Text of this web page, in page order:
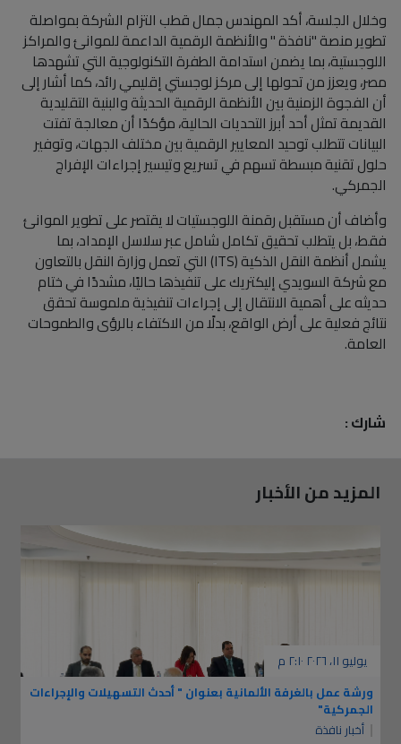
وخلال الجلسة، أكد المهندس جمال قطب التزام الشركة بمواصلة
تطوير منصة "نافذة " والأنظمة الرقمية الداعمة للموانئ والمراكز
اللوجستية، بما يضمن استدامة الطفرة التكنولوجية التي تشهدها
مصر، ويعزز من تحولها إلى مركز لوجستي إقليمي رائد، كما أشار إلى
أن الفجوة الزمنية بين الأنظمة الرقمية الحديثة والبنية التقليدية
القديمة تمثل أحد أبرز التحديات الحالية، مؤكدًا أن معالجة تفتت
البيانات تتطلب توحيد المعايير الرقمية بين مختلف الجهات، وتوفير
حلول تقنية مبسطة تسهم في تسريع وتيسير إجراءات الإفراج
الجمركي.
وأضاف أن مستقبل رقمنة اللوجستيات لا يقتصر على تطوير الموانئ
فقط، بل يتطلب تحقيق تكامل شامل عبر سلاسل الإمداد، بما
يشمل أنظمة النقل الذكية (ITS) التي تعمل وزارة النقل بالتعاون
مع شركة السويدي إليكتريك على تنفيذها حاليًا، مشددًا في ختام
حديثه على أهمية الانتقال إلى إجراءات تنفيذية ملموسة تحقق
نتائج فعلية على أرض الواقع، بدلًا من الاكتفاء بالرؤى والطموحات
العامة.
شارك :
المزيد من الأخبار
ورشة عمل بالغرفة الألمانية بعنوان " أحدث التسهيلات والإجراءات
الجمركية"
يوليو ١١، ٢٠٢٦ ٢:١٠ م
أخبار نافذة